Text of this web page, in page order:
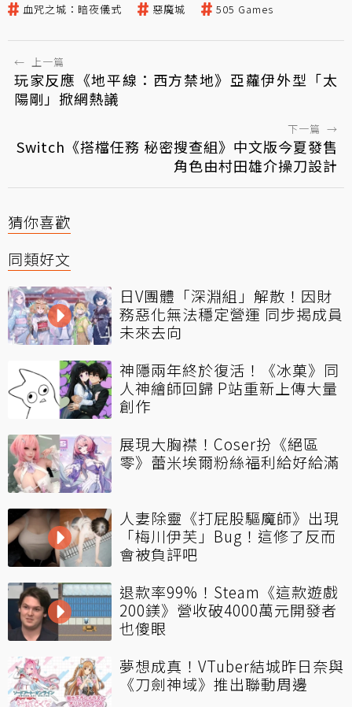
血咒之城：暗夜儀式 惡魔城 505 Games
← 上一篇
玩家反應《地平線：西方禁地》亞蘿伊外型「太
陽剛」掀網熱議
下一篇 →
Switch《搭檔任務 秘密搜查組》中文版今夏發售
角色由村田雄介操刀設計
猜你喜歡
同類好文
日V團體「深淵組」解散！因財
務惡化無法穩定營運 同步揭成員
未來去向
神隱兩年終於復活！《冰菓》同
人神繪師回歸 P站重新上傳大量
創作
展現大胸襟！Coser扮《絕區
零》蕾米埃爾粉絲福利給好給滿
人妻除靈《打屁股驅魔師》出現
「梅川伊芙」Bug！這修了反而
會被負評吧
退款率99%！Steam《這款遊戲
200鎂》營收破4000萬元開發者
也傻眼
夢想成真！VTuber結城昨日奈與
《刀劍神域》推出聯動周邊